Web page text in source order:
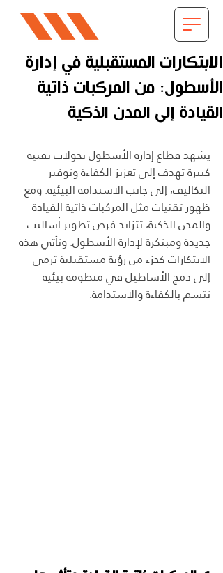
الابتكارات المستقبلية في إدارة
الأسطول: من المركبات ذاتية
القيادة إلى المدن الذكية
يشهد قطاع إدارة الأسطول تحولات تقنية
كبيرة تهدف إلى تعزيز الكفاءة وتوفير
التكاليف، إلى جانب الاستدامة البيئية. ومع
ظهور تقنيات مثل المركبات ذاتية القيادة
والمدن الذكية، تتزايد فرص تطوير أساليب
جديدة ومبتكرة لإدارة الأسطول. وتأتي هذه
الابتكارات كجزء من رؤية مستقبلية ترمي
إلى دمج الأساطيل في منظومة بيئية
تتسم بالكفاءة والاستدامة.